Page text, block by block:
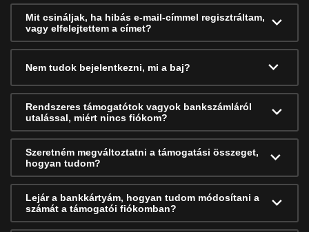
Mit csináljak, ha hibás e-mail-címmel regisztráltam,
vagy elfelejtettem a címet?
Nem tudok bejelentkezni, mi a baj?
Rendszeres támogatótok vagyok bankszámláról
utalással, miért nincs fiókom?
Szeretném megváltoztatni a támogatási összeget,
hogyan tudom?
Lejár a bankkártyám, hogyan tudom módosítani a
számát a támogatói fiókomban?